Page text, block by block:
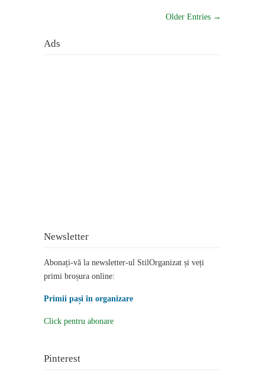
Older Entries →
Ads
Newsletter
Abonați-vă la newsletter-ul StilOrganizat și veți
primi broșura online:
Primii pași în organizare
Click pentru abonare
Pinterest